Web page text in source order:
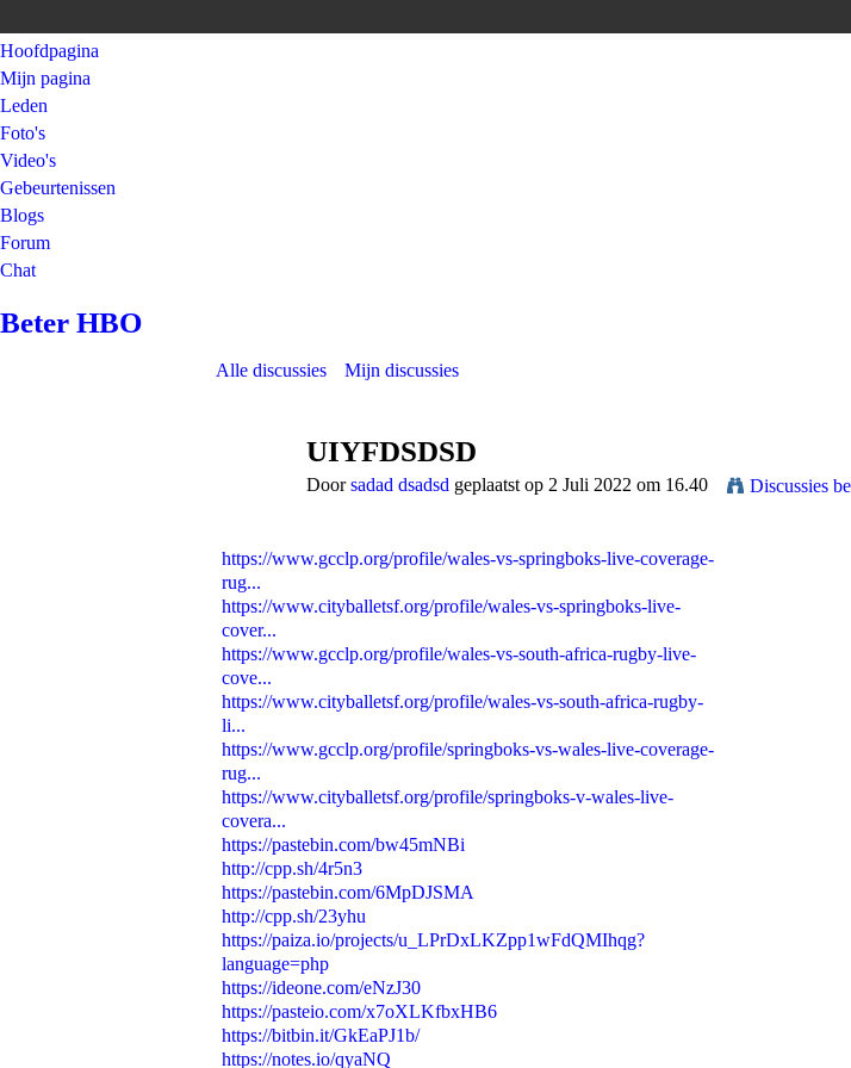
Hoofdpagina
Mijn pagina
Leden
Foto's
Video's
Gebeurtenissen
Blogs
Forum
Chat
Beter HBO
Alle discussies Mijn discussies
UIYFDSDSD
Doorsadad dsadsd geplaatst op 2 Juli 2022 om 16.40 Discussies
https://www.gcclp.org/profile/wales-vs-springboks-live-coverage-
rug...
https://www.cityballetsf.org/profile/wales-vs-springboks-live-
cover...
https://www.gcclp.org/profile/wales-vs-south-africa-rugby-live-
cove...
https://www.cityballetsf.org/profile/wales-vs-south-africa-rugby-
li...
https://www.gcclp.org/profile/springboks-vs-wales-live-coverage-
rug...
https://www.cityballetsf.org/profile/springboks-v-wales-live-
covera...
https://pastebin.com/bw45mNBi
http://cpp.sh/4r5n3
https://pastebin.com/6MpDJSMA
http://cpp.sh/23yhu
https://paiza.io/projects/u_LPrDxLKZpp1wFdQMIhqg?
language=php
https://ideone.com/eNzJ30
https://pasteio.com/x7oXLKfbxHB6
https://bitbin.it/GkEaPJ1b/
https://notes.io/qyaNQ